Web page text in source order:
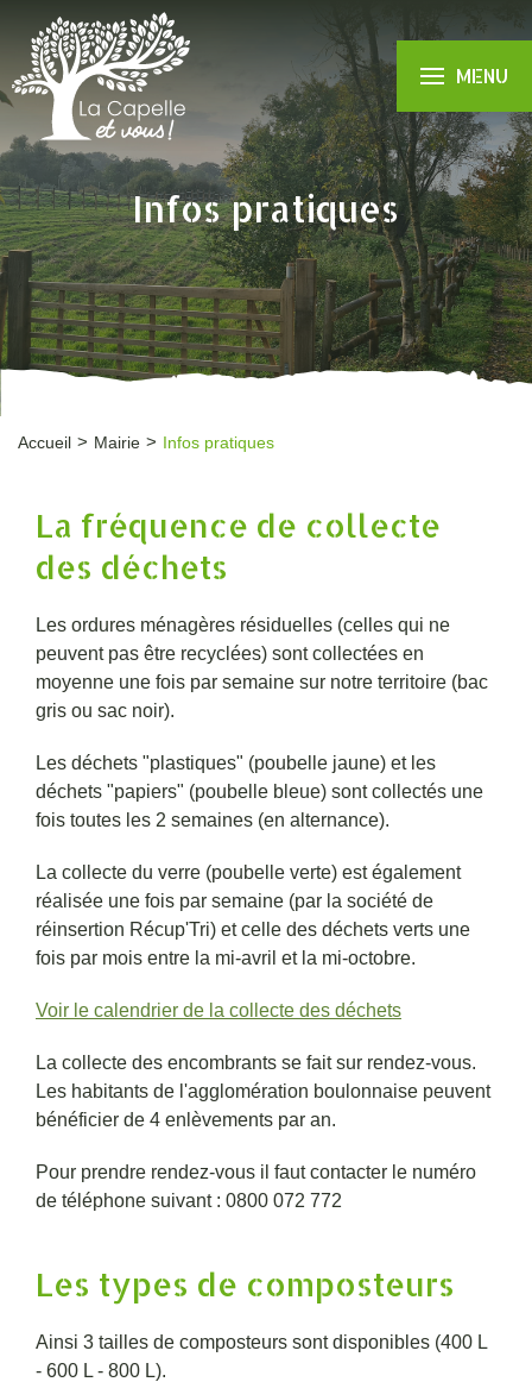
MENU
Infos pratiques
Accueil Mairie Infos pratiques
La fréquence de collecte
des déchets
Les ordures ménagères résiduelles (celles qui ne
peuvent pas être recyclées) sont collectées en
moyenne une fois par semaine sur notre territoire (bac
gris ou sac noir).
Les déchets "plastiques" (poubelle jaune) et les
déchets "papiers" (poubelle bleue) sont collectés une
fois toutes les 2 semaines (en alternance).
La collecte du verre (poubelle verte) est également
réalisée une fois par semaine (par la société de
réinsertion Récup'Tri) et celle des déchets verts une
fois par mois entre la mi-avril et la mi-octobre.
Voir le calendrier de la collecte des déchets
La collecte des encombrants se fait sur rendez-vous.
Les habitants de l'agglomération boulonnaise peuvent
bénéficier de 4 enlèvements par an.
Pour prendre rendez-vous il faut contacter le numéro
de téléphone suivant : 0800 072 772
Les types de composteurs
Ainsi 3 tailles de composteurs sont disponibles (400 L
- 600 L - 800 L).